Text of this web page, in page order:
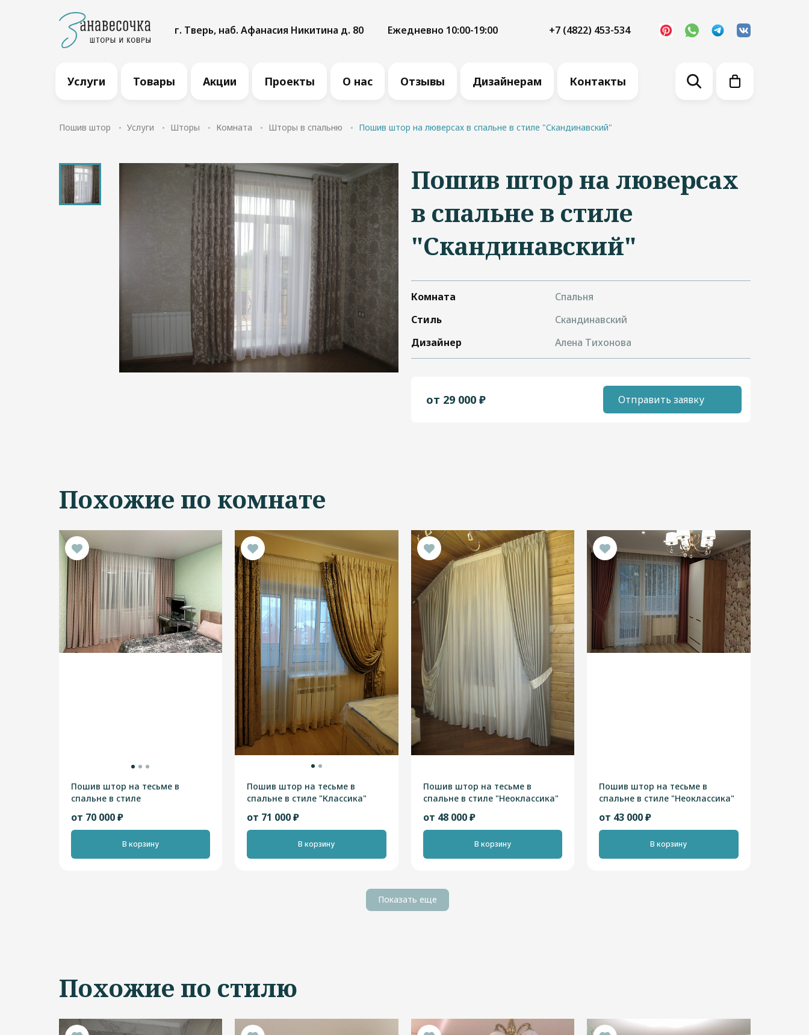
г. Тверь, наб. Афанасия Никитина д. 80 Ежедневно 10:00-19:00 +7 (4822) 453-534
Услуги Товары Акции Проекты О нас Отзывы Дизайнерам Контакты
Пошив штор Услуги Шторы Комната Шторы в спальню Пошив штор на люверсах в спальне в стиле "Скандинавский"
Пошив штор на люверсах
в спальне в стиле
"Скандинавский"
Комната
Спальня
Стиль
Скандинавский
Дизайнер
Алена Тихонова
от 29 000 ₽ Отправить заявку
Похожие по комнате
Пошив штор на тесьме в
спальне в стиле
от 70 000 ₽
В корзину
Пошив штор на тесьме в
спальне в стиле "Классика"
от 71 000 ₽
В корзину
Пошив штор на тесьме в
спальне в стиле "Неоклассика"
от 48 000 ₽
В корзину
Пошив штор на тесьме в
спальне в стиле "Неоклассика"
от 43 000 ₽
В корзину
Показать еще
Похожие по стилю